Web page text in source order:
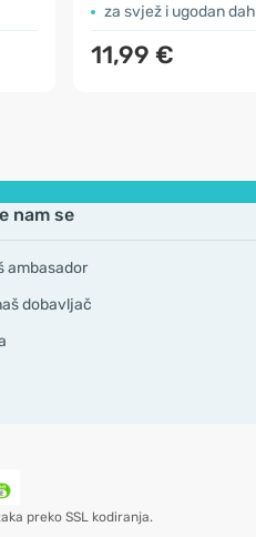
za svjež i ugodan dah
11,99 €
nam se
ambasador
dobavljač
preko SSL kodiranja.